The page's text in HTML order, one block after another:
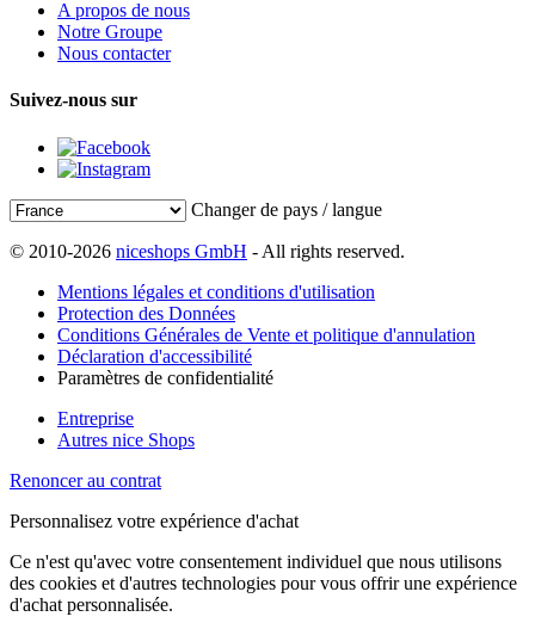
A propos de nous
Notre Groupe
Nous contacter
Suivez-nous sur
Changer de pays / langue
© 2010-2026 niceshops GmbH - All rights reserved.
Mentions légales et conditions d'utilisation
Protection des Données
Conditions Générales de Vente et politique d'annulation
Déclaration d'accessibilité
Paramètres de confidentialité
Entreprise
Autres nice Shops
Renoncer au contrat
Personnalisez votre expérience d'achat
Ce n'est qu'avec votre consentement individuel que nous utilisons
des cookies et d'autres technologies pour vous offrir une expérience
d'achat personnalisée.